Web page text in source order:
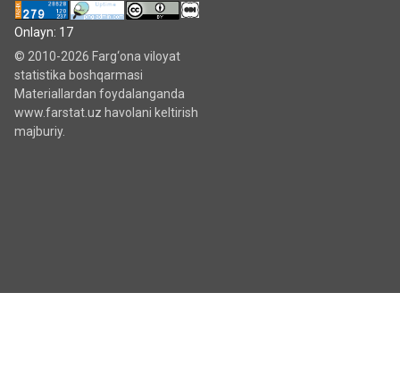
Onlayn: 17
© 2010-2026 Farg‘ona viloyat
statistika boshqarmasi
Materiallardan foydalanganda
www.farstat.uz havolani keltirish
majburiy.